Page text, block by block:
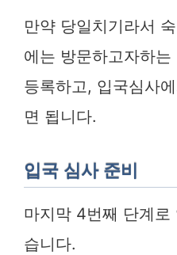
만약 당일치기라서
에는 방문하고자하
등록하고, 입국심사
면 됩니다.
입국 심사 준비
마지막 4번째 단계로
습니다.